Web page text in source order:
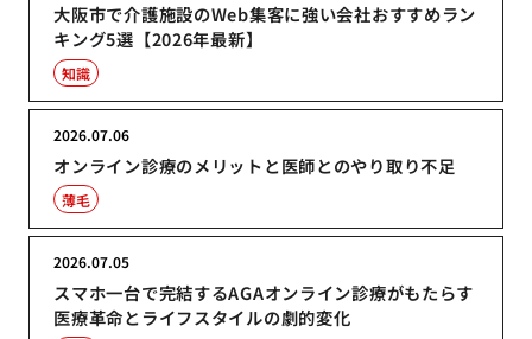
大阪市で介護施設のWeb集客に強い会社おすすめラン
キング5選【2026年最新】
知識
オンライン診療のメリットと医師とのやり取り不足
2026.07.06
薄毛
スマホ一台で完結するAGAオンライン診療がもたらす
医療革命とライフスタイルの劇的変化
2026.07.05